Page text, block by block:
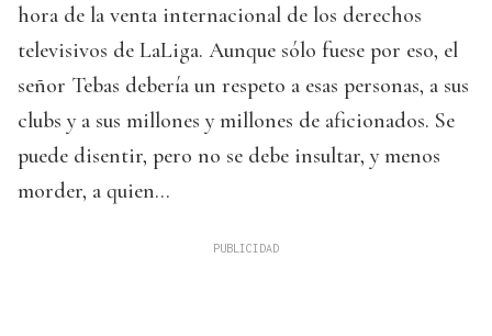
hora de la venta internacional de los derechos
televisivos de LaLiga. Aunque sólo fuese por eso, el
señor Tebas debería un respeto a esas personas, a sus
clubs y a sus millones y millones de aficionados. Se
puede disentir, pero no se debe insultar, y menos
morder, a quien...